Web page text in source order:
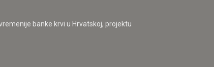
banke krvi u Hrvatskoj, projektu